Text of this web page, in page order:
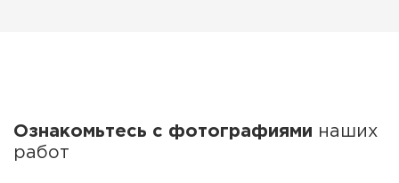
Ознакомьтесь с фотографиями наших
работ